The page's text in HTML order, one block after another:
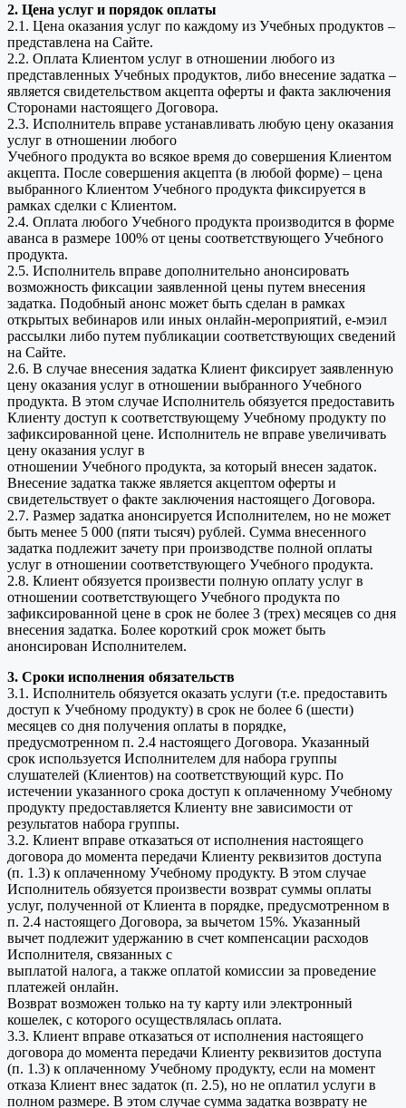
2. Цена услуг и порядок оплаты
2.1. Цена оказания услуг по каждому из Учебных продуктов –
представлена на Сайте.
2.2. Оплата Клиентом услуг в отношении любого из
представленных Учебных продуктов, либо внесение задатка –
является свидетельством акцепта оферты и факта заключения
Сторонами настоящего Договора.
2.3. Исполнитель вправе устанавливать любую цену оказания
услуг в отношении любого
Учебного продукта во всякое время до совершения Клиентом
акцепта. После совершения акцепта (в любой форме) – цена
выбранного Клиентом Учебного продукта фиксируется в
рамках сделки с Клиентом.
2.4. Оплата любого Учебного продукта производится в форме
аванса в размере 100% от цены соответствующего Учебного
продукта.
2.5. Исполнитель вправе дополнительно анонсировать
возможность фиксации заявленной цены путем внесения
задатка. Подобный анонс может быть сделан в рамках
открытых вебинаров или иных онлайн-мероприятий, е-мэил
рассылки либо путем публикации соответствующих сведений
на Сайте.
2.6. В случае внесения задатка Клиент фиксирует заявленную
цену оказания услуг в отношении выбранного Учебного
продукта. В этом случае Исполнитель обязуется предоставить
Клиенту доступ к соответствующему Учебному продукту по
зафиксированной цене. Исполнитель не вправе увеличивать
цену оказания услуг в
отношении Учебного продукта, за который внесен задаток.
Внесение задатка также является акцептом оферты и
свидетельствует о факте заключения настоящего Договора.
2.7. Размер задатка анонсируется Исполнителем, но не может
быть менее 5 000 (пяти тысяч) рублей. Сумма внесенного
задатка подлежит зачету при производстве полной оплаты
услуг в отношении соответствующего Учебного продукта.
2.8. Клиент обязуется произвести полную оплату услуг в
отношении соответствующего Учебного продукта по
зафиксированной цене в срок не более 3 (трех) месяцев со дня
внесения задатка. Более короткий срок может быть
анонсирован Исполнителем.
3. Сроки исполнения обязательств
3.1. Исполнитель обязуется оказать услуги (т.е. предоставить
доступ к Учебному продукту) в срок не более 6 (шести)
месяцев со дня получения оплаты в порядке,
предусмотренном п. 2.4 настоящего Договора. Указанный
срок используется Исполнителем для набора группы
слушателей (Клиентов) на соответствующий курс. По
истечении указанного срока доступ к оплаченному Учебному
продукту предоставляется Клиенту вне зависимости от
результатов набора группы.
3.2. Клиент вправе отказаться от исполнения настоящего
договора до момента передачи Клиенту реквизитов доступа
(п. 1.3) к оплаченному Учебному продукту. В этом случае
Исполнитель обязуется произвести возврат суммы оплаты
услуг, полученной от Клиента в порядке, предусмотренном в
п. 2.4 настоящего Договора, за вычетом 15%. Указанный
вычет подлежит удержанию в счет компенсации расходов
Исполнителя, связанных с
выплатой налога, а также оплатой комиссии за проведение
платежей онлайн.
Возврат возможен только на ту карту или электронный
кошелек, с которого осуществлялась оплата.
3.3. Клиент вправе отказаться от исполнения настоящего
договора до момента передачи Клиенту реквизитов доступа
(п. 1.3) к оплаченному Учебному продукту, если на момент
отказа Клиент внес задаток (п. 2.5), но не оплатил услуги в
полном размере. В этом случае сумма задатка возврату не